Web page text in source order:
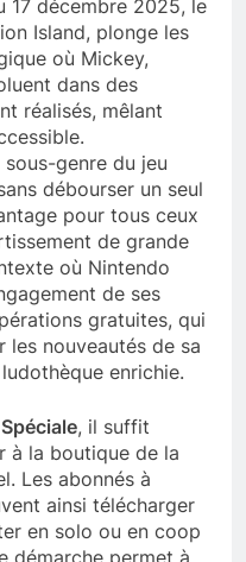
17 décembre 2025, le
Island, plonge les
où Mickey,
dans des
réalisés, mêlant
sous-genre du jeu
débourser un seul
pour tous ceux
de grande
où Nintendo
de ses
gratuites, qui
les nouveautés de sa
enrichie.
, il suffit
à la boutique de la
Les abonnés à
ainsi télécharger
en solo ou en coop